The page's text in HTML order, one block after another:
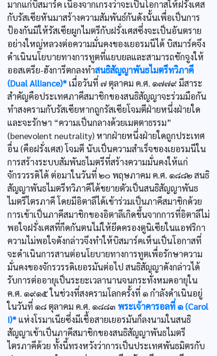
มากแก่บิสมาร์ค เนื่องจากเกรงว่าจะเป็นโอกาสให้ฝรั่งเศส
กับรัสเซียหันมาสร้างความสัมพันธ์กันดังนั้นเพื่อเป็นการ
ป้องกันมิให้รัสเซียผูกไมตรีกับฝรั่งเศสซึ่งจะเป็นอันตราย
อย่างใหญ่หลวงต่อความมั่นคงของเยอรมนีได้ บิสมาร์คจึง
ดำเนินนโยบายทางการทูตที่แยบยลและสามารถชักจูงให้
ออสเตรีย-ฮังการีตกลงทำสนธิสัญญาพันธไมตรีทวิภาคี
(Dual Alliance)* เมื่อวันที่ ๗ ตุลาคม ค.ศ. ๑๗๗๙ มีสาระ
สำคัญคือประเทศภาคีสมาชิกของสนธิสัญญาจะร่วมมือกัน
ทำสงครามกับรัสเซียหากถูกรัสเซียโจมตีฝ่ายหนึ่งฝ่ายใด
และจะรักษา “ความเป็นกลางด้วยเมตตาธรรม”
(benevolent neutrality) หากฝ่ายหนึ่งฝ่ายใดถูกประเทศ
อื่น (คือฝรั่งเศส) โจมตี นับเป็นความสำเร็จของเยอรมนีใน
การสร้างระบบสัมพันธไมตรีที่สร้างความมั่นคงให้แก่
จักรวรรดิได้ ต่อมาในวันที่ ๒๐ พฤษภาคม ค.ศ. ๑๘๘๒ สนธิ
สัญญาพันธไมตรีทวิภาคีได้ขยายตัวเป็นสนธิสัญญาพันธ
ไมตรีไตรภาคี โดยมีอิตาลีได้เข้าร่วมเป็นภาคีสมาชิกด้วย
การเข้าเป็นภาคีสมาชิกของอิตาลีเกิดขึ้นจากการที่อิตาลีไม่
พอใจฝรั่งเศสที่กีดกันตนไม่ให้ยึดครองตูนิเซียในแอฟริกา
ความไม่พอใจดังกล่าวจึงทำให้บิสมาร์คเห็นเป็นโอกาสที่
จะดำเนินการสานต่อนโยบายทางการทูตเพื่อรักษาความ
มั่นคงของจักรวรรดิเยอรมันต่อไป สนธิสัญญาดังกล่าวได้
รับการต่ออายุเป็นระยะเวลานานจนกระทั่งหมดอายุใน
ค.ศ. ๑๙๑๕ ในช่วงที่สงครามโลกครั้งที่ ๑ กำลังดำเนินอยู่
ในวันที่ ๑๘ ตุลาคม ค.ศ. ๑๘๘๓ พระเจ้าคารอลที่ ๑ (Carol
I)* แห่งโรมาเนียซึ่งมีเชื้อสายเยอรมันก็ลงนามในสนธิ
สัญญาเข้าเป็นภาคีสมาชิกของสนธิสัญญาพันธไมตรี
ไตรภาคีด้วย ทั้งนี้ทรงหวังว่าการเป็นประเทศพันธมิตรกับ